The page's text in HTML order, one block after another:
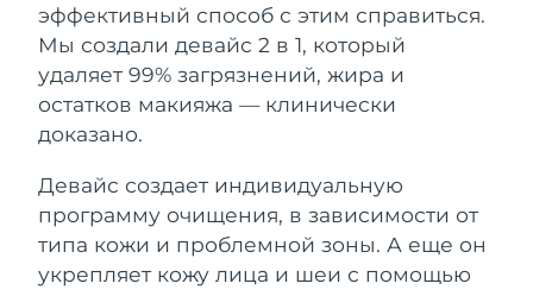
эффективный способ с этим справиться.
Мы создали девайс 2 в 1, который
удаляет 99% загрязнений, жира и
остатков макияжа — клинически
доказано.
Девайс создает индивидуальную
программу очищения, в зависимости от
типа кожи и проблемной зоны. А еще он
укрепляет кожу лица и шеи с помощью
LUNA™ 4 Plus
Massage, LED heating
LUNA™ 4 Men
For men, anti-aging massage
BEAR™ 2 go
Microcurrent toning on-the-go
BEAR™ 2 eyes & lips
Microcurrent line smoothing device
Увлажнение
UFO™ 3 набор
UFO™ 3 LED
Near-infrared and red light therapy
device
Забота о полости рта
issa™ 4
issa™ 4 plus
Smart hybrid silicone sonic toothbrush
FAQ™ АНТИВОЗРАСТНОЙ УХОД
Омоложение LED-процедуры
Бахрейн
8/11/26
Бельгия
Ожидаемая дата доставки
Босния и
Герцеговина
Ожидаемая дата доставки
8/13/26